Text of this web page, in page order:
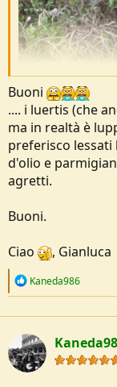
Buoni
.... i luertis (che
ma in realtà è
preferisco
d'olio e
agretti.
Buoni.
Ciao
, Gianluca
R
c
t
i
o
n
Kaneda986